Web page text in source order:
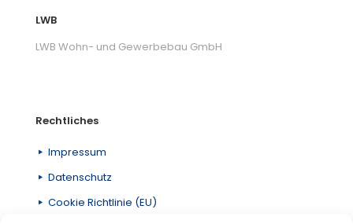
LWB
LWB Wohn- und Gewerbebau GmbH
Rechtliches
Impressum
Datenschutz
Cookie Richtlinie (EU)